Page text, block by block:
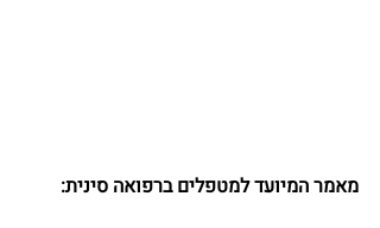
מאמר המיועד למטפלים ברפואה סינית: